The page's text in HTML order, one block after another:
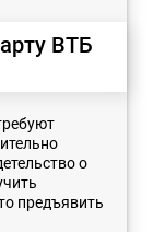
ВТБ
о
предъявить